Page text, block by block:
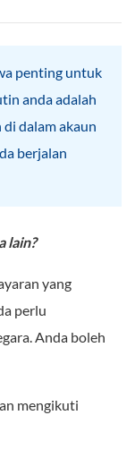
penting untuk
anda adalah
dalam akaun
berjalan
lain?
yang
perlu
Anda boleh
mengikuti